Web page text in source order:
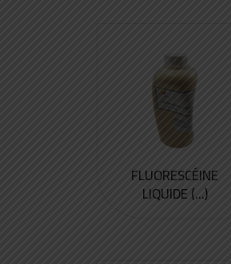
FLUORESCÉINE
LIQUIDE (...)